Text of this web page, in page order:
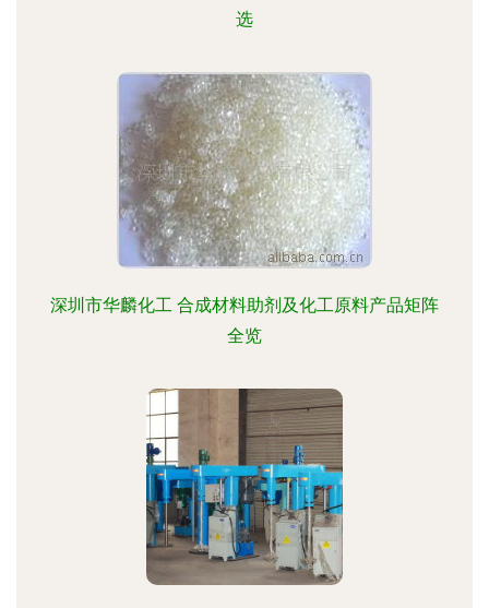
选
深圳市华麟化工 合成材料助剂及化工原料产品矩阵
全览